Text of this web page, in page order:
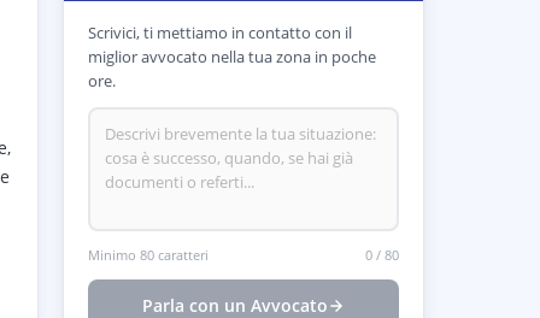
Scrivici, ti mettiamo in contatto con il
miglior avvocato nella tua zona in poche
ore.
Minimo 80 caratteri 0 / 80
Parla con un Avvocato